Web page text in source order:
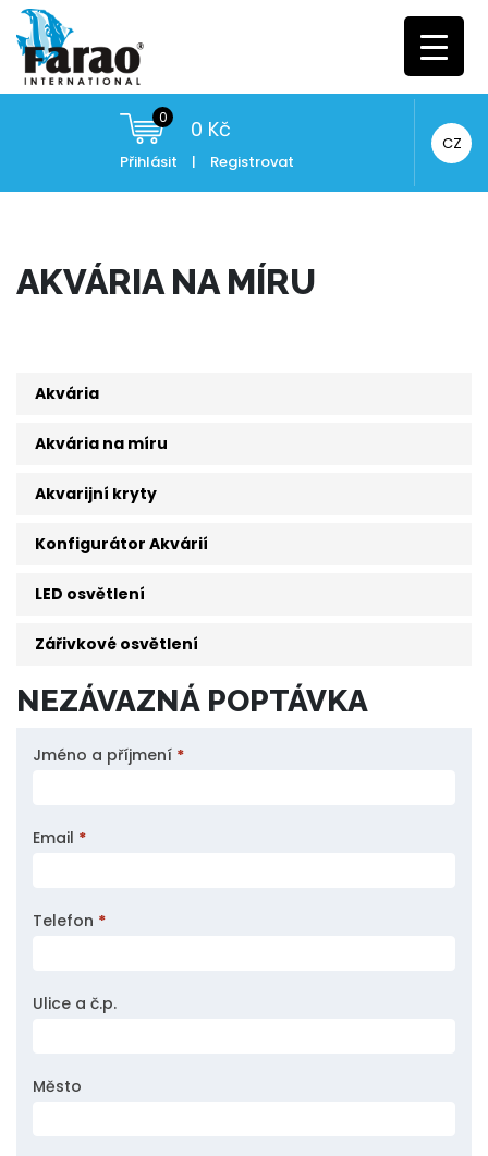
0 0 Kč
Přihlásit | Registrovat
CZ
AKVÁRIA NA MÍRU
Akvária
Akvária na míru
Akvarijní kryty
Konfigurátor Akvárií
LED osvětlení
Zářivkové osvětlení
NEZÁVAZNÁ POPTÁVKA
Nezávazná
Jméno a příjmení *
Email *
Telefon *
Ulice a č.p.
Město